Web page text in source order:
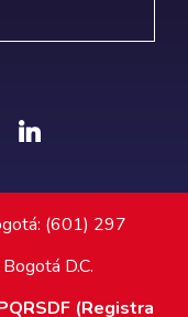
(601) 297
D.C.
(Registra